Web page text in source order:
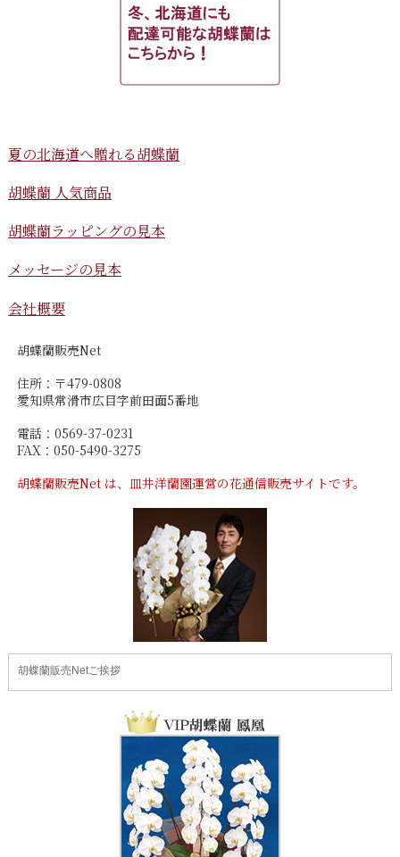
夏の北海道へ贈れる胡蝶蘭
胡蝶蘭 人気商品
胡蝶蘭ラッピングの見本
メッセージの見本
会社概要
胡蝶蘭販売Net
住所：〒479-0808
愛知県常滑市広目字前田面5番地
電話：0569-37-0231
FAX：050-5490-3275
胡蝶蘭販売Net は、皿井洋蘭園運営の花通信販売サイトです。
胡蝶蘭販売Netご挨拶